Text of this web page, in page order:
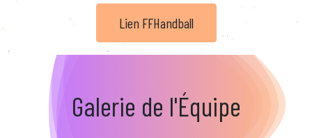
Lien FFHandball
Galerie de l'Équipe